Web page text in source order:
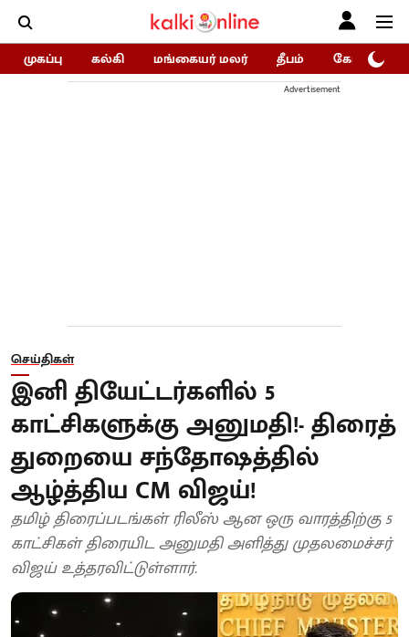
முகப்பு கல்கி மங்கையர் மலர் தீபம் கோகுலம்/
Advertisement
செய்திகள்
இனி தியேட்டர்களில் 5
காட்சிகளுக்கு அனுமதி!- திரைத்
துறையை சந்தோஷத்தில்
ஆழ்த்திய CM விஜய்!
தமிழ் திரைப்படங்கள் ரிலீஸ் ஆன ஒரு வாரத்திற்கு 5
காட்சிகள் திரையிட அனுமதி அளித்து முதலமைச்சர்
விஜய் உத்தரவிட்டுள்ளார்.